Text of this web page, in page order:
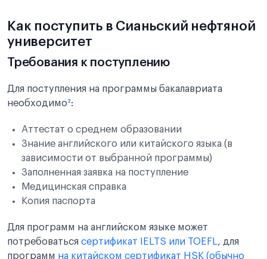
Как поступить в Сианьский нефтяной
университет
Требования к поступлению
Для поступления на программы бакалавриата
необходимо²:
Аттестат о среднем образовании
Знание английского или китайского языка (в
зависимости от выбранной программы)
Заполненная заявка на поступление
Медицинская справка
Копия паспорта
Для программ на английском языке может
потребоваться сертификат IELTS или TOEFL, для
программ на китайском сертификат HSK (обычно